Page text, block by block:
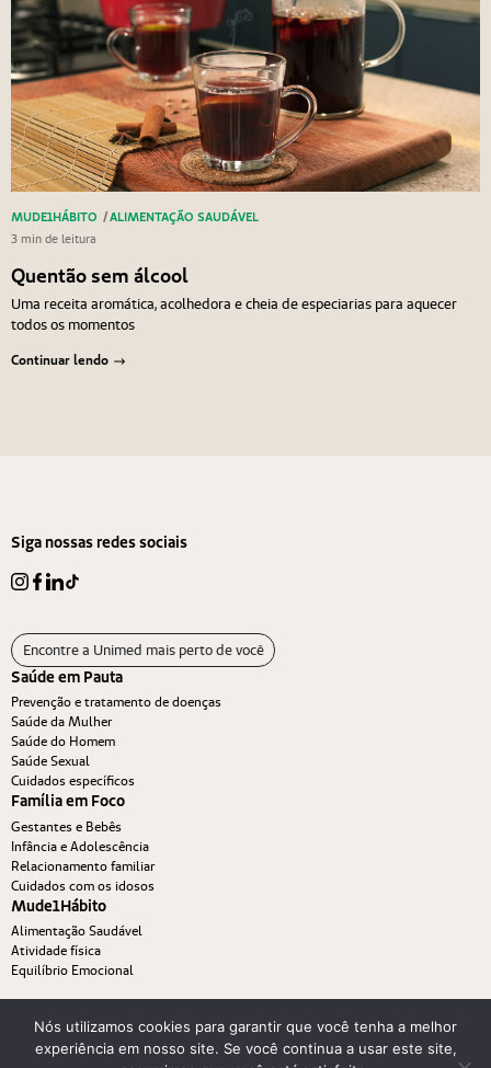
MUDE1HÁBITO /ALIMENTAÇÃO SAUDÁVEL
3 min de leitura
Quentão sem álcool
Uma receita aromática, acolhedora e cheia de especiarias para aquecer
todos os momentos
Continuar lendo
Siga nossas redes sociais
Encontre a Unimed mais perto de você
Saúde em Pauta
Prevenção e tratamento de doenças
Saúde da Mulher
Saúde do Homem
Saúde Sexual
Cuidados específicos
Família em Foco
Gestantes e Bebês
Infância e Adolescência
Relacionamento familiar
Cuidados com os idosos
Mude1Hábito
Alimentação Saudável
Atividade física
Equilíbrio Emocional
Nós utilizamos cookies para garantir que você tenha a melhor
experiência em nosso site. Se você continua a usar este site,